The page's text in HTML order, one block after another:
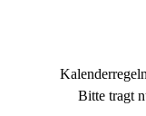
Bitte tragt